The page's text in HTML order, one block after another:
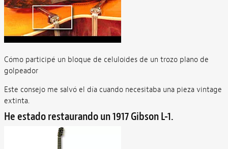
Cómo participé un bloque de celuloides de un trozo plano de
golpeador
Este consejo me salvó el día cuando necesitaba una pieza vintage
extinta.
He estado restaurando un 1917 Gibson L-1.